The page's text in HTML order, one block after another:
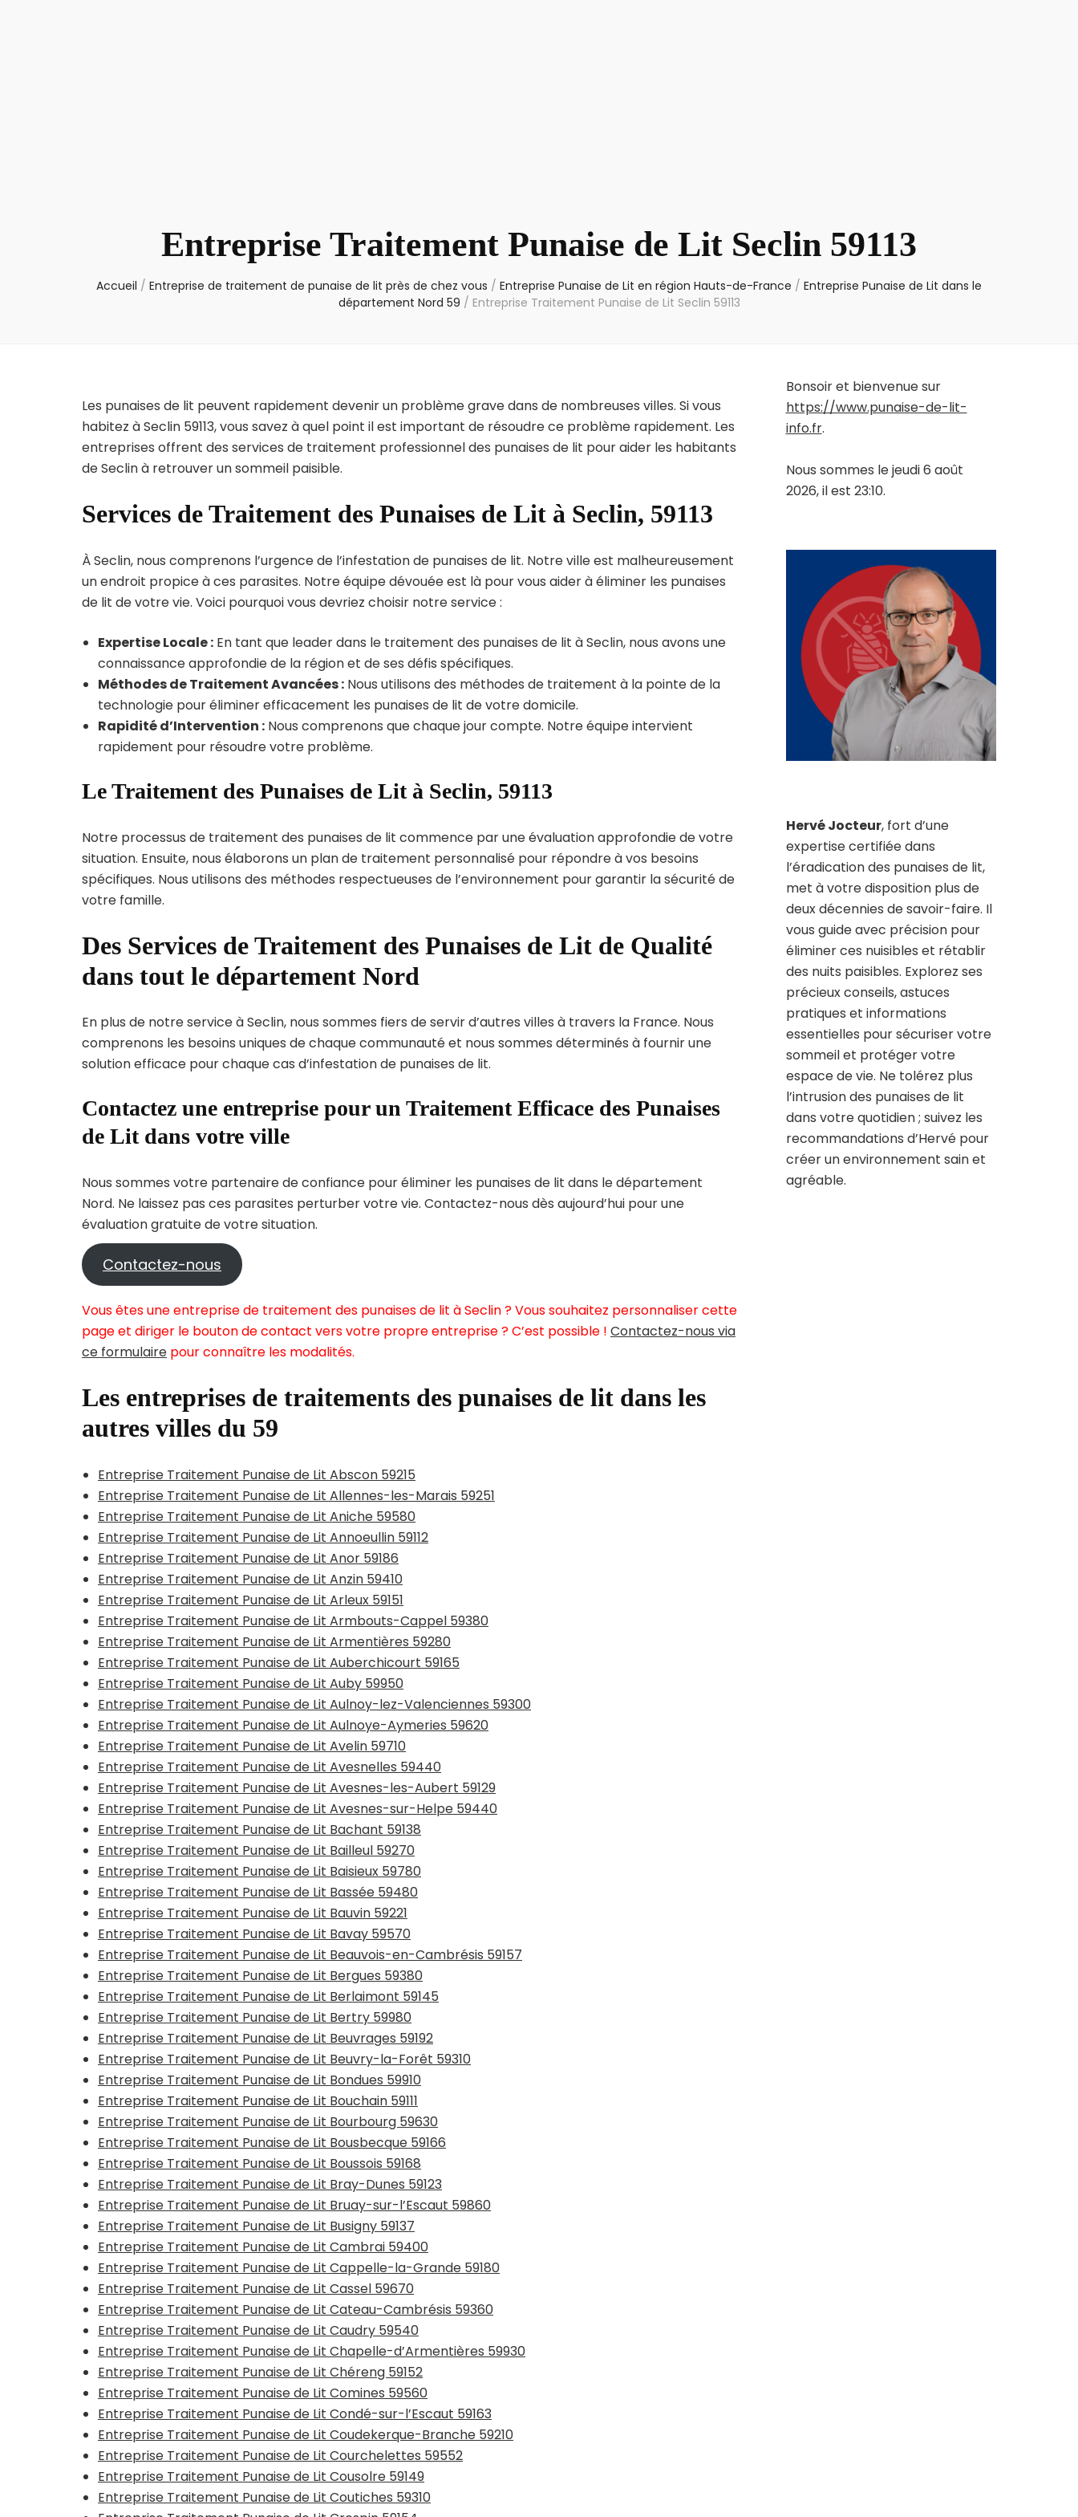
Entreprise Traitement Punaise de Lit Seclin 59113
Accueil / Entreprise de traitement de punaise de lit près de chez vous / Entreprise Punaise de Lit en région Hauts-de-France / Entreprise Punaise de Lit dans le
département Nord 59 / Entreprise Traitement Punaise de Lit Seclin 59113
Les punaises de lit peuvent rapidement devenir un problème grave dans de nombreuses villes. Si vous
habitez à Seclin 59113, vous savez à quel point il est important de résoudre ce problème rapidement. Les
entreprises offrent des services de traitement professionnel des punaises de lit pour aider les habitants
de Seclin à retrouver un sommeil paisible.
Services de Traitement des Punaises de Lit à Seclin, 59113
À Seclin, nous comprenons l’urgence de l’infestation de punaises de lit. Notre ville est malheureusement
un endroit propice à ces parasites. Notre équipe dévouée est là pour vous aider à éliminer les punaises
de lit de votre vie. Voici pourquoi vous devriez choisir notre service :
Expertise Locale : En tant que leader dans le traitement des punaises de lit à Seclin, nous avons une
connaissance approfondie de la région et de ses défis spécifiques.
Méthodes de Traitement Avancées : Nous utilisons des méthodes de traitement à la pointe de la
technologie pour éliminer efficacement les punaises de lit de votre domicile.
Rapidité d’Intervention : Nous comprenons que chaque jour compte. Notre équipe intervient
rapidement pour résoudre votre problème.
Le Traitement des Punaises de Lit à Seclin, 59113
Notre processus de traitement des punaises de lit commence par une évaluation approfondie de votre
situation. Ensuite, nous élaborons un plan de traitement personnalisé pour répondre à vos besoins
spécifiques. Nous utilisons des méthodes respectueuses de l’environnement pour garantir la sécurité de
votre famille.
Des Services de Traitement des Punaises de Lit de Qualité
dans tout le département Nord
En plus de notre service à Seclin, nous sommes fiers de servir d’autres villes à travers la France. Nous
comprenons les besoins uniques de chaque communauté et nous sommes déterminés à fournir une
solution efficace pour chaque cas d’infestation de punaises de lit.
Contactez une entreprise pour un Traitement Efficace des Punaises
de Lit dans votre ville
Nous sommes votre partenaire de confiance pour éliminer les punaises de lit dans le département
Nord. Ne laissez pas ces parasites perturber votre vie. Contactez-nous dès aujourd’hui pour une
évaluation gratuite de votre situation.
Contactez-nous
Vous êtes une entreprise de traitement des punaises de lit à Seclin ? Vous souhaitez personnaliser cette
page et diriger le bouton de contact vers votre propre entreprise ? C’est possible ! Contactez-nous via
ce formulaire pour connaître les modalités.
Les entreprises de traitements des punaises de lit dans les
autres villes du 59
Entreprise Traitement Punaise de Lit Abscon 59215
Entreprise Traitement Punaise de Lit Allennes-les-Marais 59251
Entreprise Traitement Punaise de Lit Aniche 59580
Entreprise Traitement Punaise de Lit Annoeullin 59112
Entreprise Traitement Punaise de Lit Anor 59186
Entreprise Traitement Punaise de Lit Anzin 59410
Entreprise Traitement Punaise de Lit Arleux 59151
Entreprise Traitement Punaise de Lit Armbouts-Cappel 59380
Entreprise Traitement Punaise de Lit Armentières 59280
Entreprise Traitement Punaise de Lit Auberchicourt 59165
Entreprise Traitement Punaise de Lit Auby 59950
Entreprise Traitement Punaise de Lit Aulnoy-lez-Valenciennes 59300
Entreprise Traitement Punaise de Lit Aulnoye-Aymeries 59620
Entreprise Traitement Punaise de Lit Avelin 59710
Entreprise Traitement Punaise de Lit Avesnelles 59440
Entreprise Traitement Punaise de Lit Avesnes-les-Aubert 59129
Entreprise Traitement Punaise de Lit Avesnes-sur-Helpe 59440
Entreprise Traitement Punaise de Lit Bachant 59138
Entreprise Traitement Punaise de Lit Bailleul 59270
Entreprise Traitement Punaise de Lit Baisieux 59780
Entreprise Traitement Punaise de Lit Bassée 59480
Entreprise Traitement Punaise de Lit Bauvin 59221
Entreprise Traitement Punaise de Lit Bavay 59570
Entreprise Traitement Punaise de Lit Beauvois-en-Cambrésis 59157
Entreprise Traitement Punaise de Lit Bergues 59380
Entreprise Traitement Punaise de Lit Berlaimont 59145
Entreprise Traitement Punaise de Lit Bertry 59980
Entreprise Traitement Punaise de Lit Beuvrages 59192
Entreprise Traitement Punaise de Lit Beuvry-la-Forêt 59310
Entreprise Traitement Punaise de Lit Bondues 59910
Entreprise Traitement Punaise de Lit Bouchain 59111
Entreprise Traitement Punaise de Lit Bourbourg 59630
Entreprise Traitement Punaise de Lit Bousbecque 59166
Entreprise Traitement Punaise de Lit Boussois 59168
Entreprise Traitement Punaise de Lit Bray-Dunes 59123
Entreprise Traitement Punaise de Lit Bruay-sur-l’Escaut 59860
Entreprise Traitement Punaise de Lit Busigny 59137
Entreprise Traitement Punaise de Lit Cambrai 59400
Entreprise Traitement Punaise de Lit Cappelle-la-Grande 59180
Entreprise Traitement Punaise de Lit Cassel 59670
Entreprise Traitement Punaise de Lit Cateau-Cambrésis 59360
Entreprise Traitement Punaise de Lit Caudry 59540
Entreprise Traitement Punaise de Lit Chapelle-d’Armentières 59930
Entreprise Traitement Punaise de Lit Chéreng 59152
Entreprise Traitement Punaise de Lit Comines 59560
Entreprise Traitement Punaise de Lit Condé-sur-l’Escaut 59163
Entreprise Traitement Punaise de Lit Coudekerque-Branche 59210
Entreprise Traitement Punaise de Lit Courchelettes 59552
Entreprise Traitement Punaise de Lit Cousolre 59149
Entreprise Traitement Punaise de Lit Coutiches 59310
Bonsoir et bienvenue sur
https://www.punaise-de-lit-
info.fr.
Nous sommes le jeudi 6 août
2026, il est 23:10.
Hervé Jocteur, fort d’une
expertise certifiée dans
l’éradication des punaises de lit,
met à votre disposition plus de
deux décennies de savoir-faire. Il
vous guide avec précision pour
éliminer ces nuisibles et rétablir
des nuits paisibles. Explorez ses
précieux conseils, astuces
pratiques et informations
essentielles pour sécuriser votre
sommeil et protéger votre
espace de vie. Ne tolérez plus
l’intrusion des punaises de lit
dans votre quotidien ; suivez les
recommandations d’Hervé pour
créer un environnement sain et
agréable.